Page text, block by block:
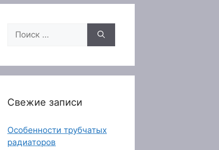
Поиск:
Свежие записи
Особенности трубчатых
радиаторов